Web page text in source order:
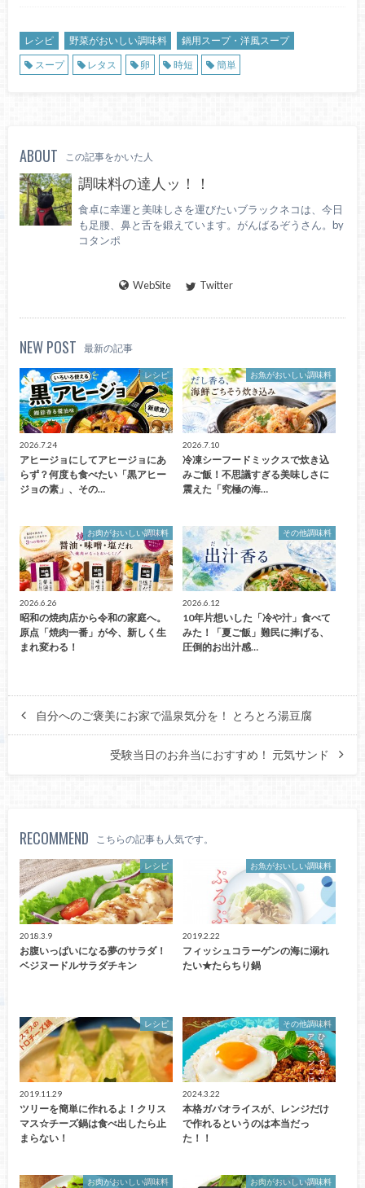
レシピ 野菜がおいしい調味料
鍋用スープ・洋風スープ
スープ
レタス 卵 時短 簡単
ABOUT この記事をかいた人
調味料の達人ッ！！
食卓に幸運と美味しさを運びたいブラックネコは、今日
も足腰、鼻と舌を鍛えています。がんばるぞうさん。by
コタンポ
WebSite Twitter
NEW POST 最新の記事
レシピ
2026.7.24
アヒージョにしてアヒージョにあ
らず？何度も食べたい「黒アヒー
ジョの素」、その…
お魚がおいしい調味料
2026.7.10
冷凍シーフードミックスで炊き込
みご飯！不思議すぎる美味しさに
震えた「究極の海…
お肉がおいしい調味料
2026.6.26
昭和の焼肉店から令和の家庭へ。
原点「焼肉一番」が今、新しく生
まれ変わる！
その他調味料
2026.6.12
10年片想いした「冷や汁」食べて
みた！「夏ご飯」難民に捧げる、
圧倒的お出汁感…
自分へのご褒美にお家で温泉気分を！ とろとろ湯豆腐
受験当日のお弁当におすすめ！ 元気サンド
RECOMMEND こちらの記事も人気です。
レシピ
2018.3.9
お腹いっぱいになる夢のサラダ！
ベジヌードルサラダチキン
お魚がおいしい調味料
2019.2.22
フィッシュコラーゲンの海に溺れ
たい★たらちり鍋
レシピ
2019.11.29
ツリーを簡単に作れるよ！クリス
マス☆チーズ鍋は食べ出したら止
まらない！
その他調味料
2024.3.22
本格ガパオライスが、レンジだけ
で作れるというのは本当だっ
た！！
お肉がおいしい調味料 お肉がおいしい調味料